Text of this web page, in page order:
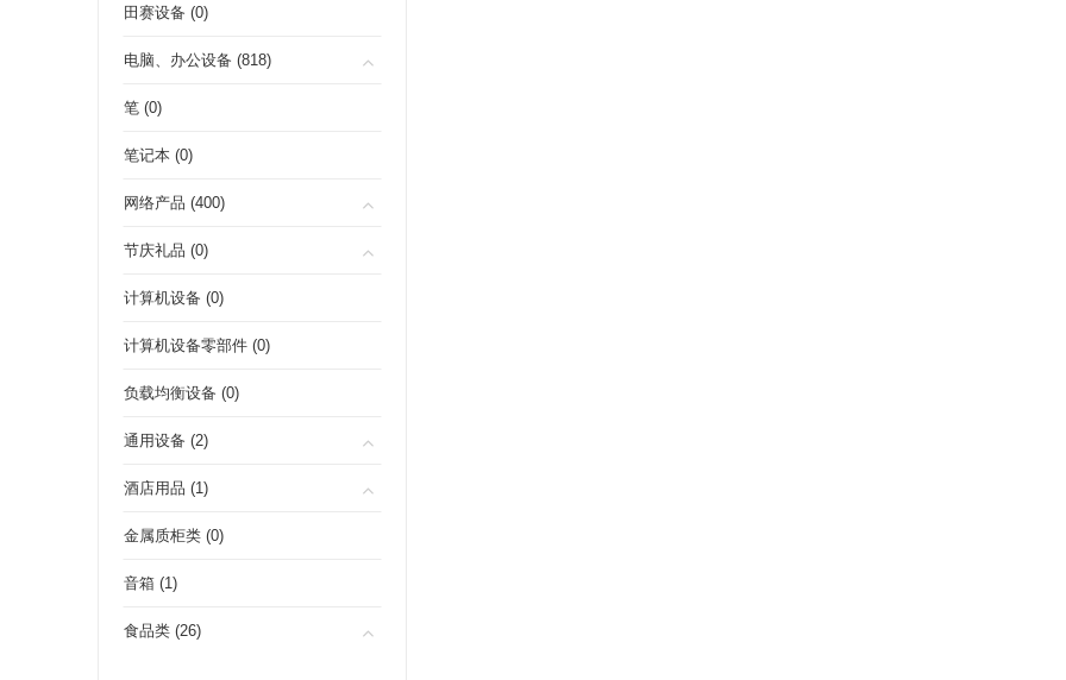
田赛设备 (0)
电脑、办公设备 (818)
笔 (0)
笔记本 (0)
网络产品 (400)
节庆礼品 (0)
计算机设备 (0)
计算机设备零部件 (0)
负载均衡设备 (0)
通用设备 (2)
酒店用品 (1)
金属质柜类 (0)
音箱 (1)
食品类 (26)